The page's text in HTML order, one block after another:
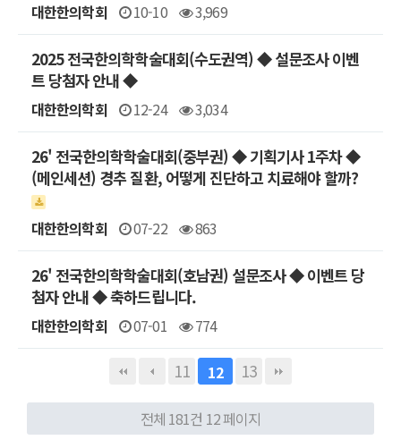
대한한의학회 10-10 3,969
2025 전국한의학학술대회(수도권역) ◆ 설문조사 이벤
트 당첨자 안내 ◆
대한한의학회 12-24 3,034
26' 전국한의학학술대회(중부권) ◆ 기획기사 1주차 ◆
(메인세션) 경추 질환, 어떻게 진단하고 치료해야 할까?
대한한의학회 07-22 863
26' 전국한의학학술대회(호남권) 설문조사 ◆ 이벤트 당
첨자 안내 ◆ 축하드립니다.
대한한의학회 07-01 774
11 12 13
전체 181건 12 페이지